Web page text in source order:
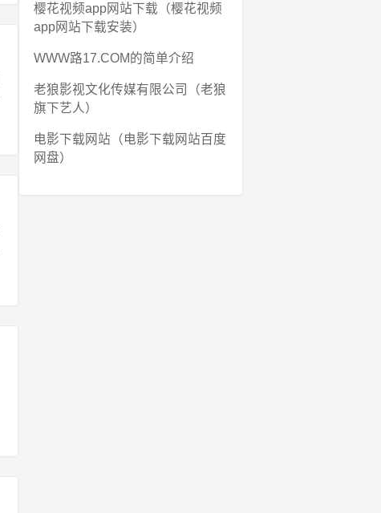
樱花视频app网站下载（樱花视频
app网站下载安装）
WWW路17.COM的简单介绍
老狼影视文化传媒有限公司（老狼
旗下艺人）
电影下载网站（电影下载网站百度
网盘）